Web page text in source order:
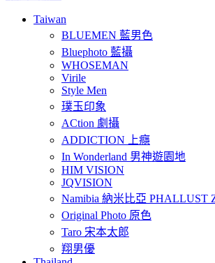
Taiwan
BLUEMEN 藍男色
Bluephoto 藍攝
WHOSEMAN
Virile
Style Men
璞玉印象
ACtion 劇攝
ADDICTION 上癮
In Wonderland 男神遊園地
HIM VISION
JQVISION
Namibia 納米比亞 PHALLUST
Original Photo 原色
Taro 宋本太郎
翔男優